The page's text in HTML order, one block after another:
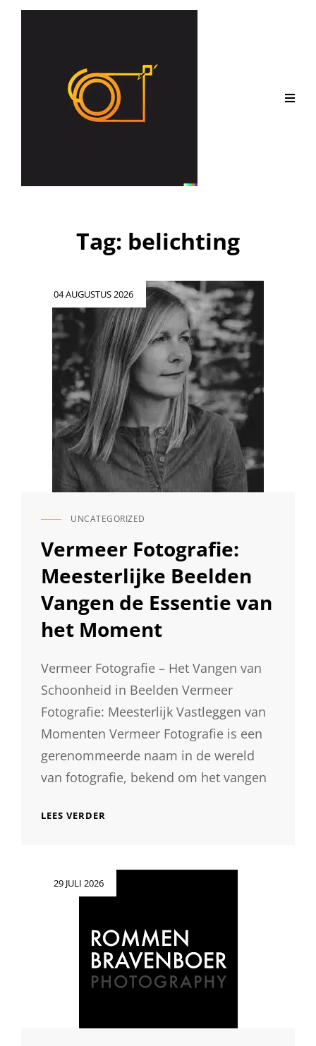
Tag: belichting
04 AUGUSTUS 2026
CAT
UNCATEGORIZED
Vermeer Fotografie:
Meesterlijke Beelden
Vangen de Essentie van
het Moment
Vermeer Fotografie – Het Vangen van
Schoonheid in Beelden Vermeer
Fotografie: Meesterlijk Vastleggen van
Momenten Vermeer Fotografie is een
gerenommeerde naam in de wereld
van fotografie, bekend om het vangen
LEES VERDER
VANGEN
ESSENTIE
HET
MOMENT
29 JULI 2026